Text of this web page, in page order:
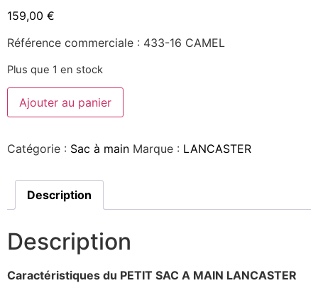
159,00 €
Référence commerciale : 433-16 CAMEL
Plus que 1 en stock
Ajouter au panier
Catégorie : Sac à main Marque : LANCASTER
Description
Description
Caractéristiques du PETIT SAC A MAIN LANCASTER